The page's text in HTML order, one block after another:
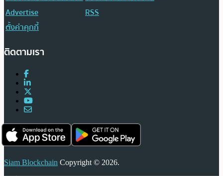
Advertise
RSS
ตั้งค่าคุกกี้
ติดตามเรา
Siam Blockchain Copyright © 2026.